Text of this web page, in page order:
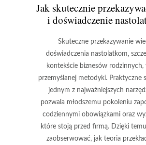
Jak skutecznie
i doświadczenie
Skuteczne przekazywanie
doświadczenia nastolatkom,
kontekście biznesów rodzinnych,
przemyślanej metodyki. Praktyczne
jednym z najważniejszych
pozwala młodszemu pokoleniu
codziennymi obowiązkami oraz
które stoją przed firmą. Dzięki
zaobserwować, jak teoria